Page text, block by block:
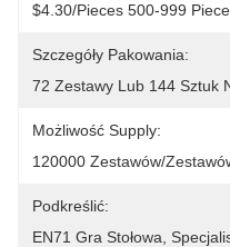
$4.30/pieces 500-999
Szczegóły Pakowania:
72 Zestawy Lub 144 Sztuk
Możliwość Supply:
120000 Zestawów/
Podkreślić:
EN71 Gra Stołowa